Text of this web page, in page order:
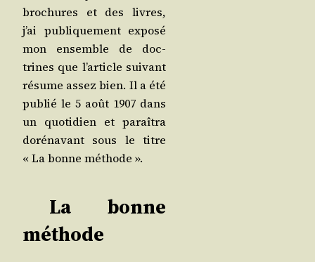
bro­chures et des livres,
j’ai publi­que­ment expo­sé
mon ensemble de doc­
trines que l’ar­ticle sui­vant
résume assez bien. Il a été
publié le 5 août 1907 dans
un quo­ti­dien et paraî­tra
doré­na­vant sous le titre
« La bonne méthode ».
La bonne
méthode